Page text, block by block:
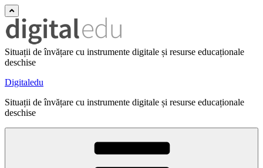
Situații de învățare cu instrumente digitale și resurse educaționale
deschise
Digitaledu
Situații de învățare cu instrumente digitale și resurse educaționale
deschise